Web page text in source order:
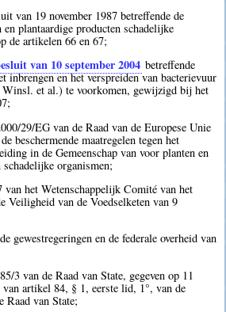
van 19 november 1987 betreffende de
plantaardige producten schadelijke
de artikelen 66 en 67;
van 10 september 2004 betreffende
inbrengen en het verspreiden van bacterievuur
et al.) te voorkomen, gewijzigd bij het
29/EG van de Raad van de Europese Unie
beschermende maatregelen tegen het
in de Gemeenschap van voor planten en
organismen;
van het Wetenschappelijk Comité van het
Veiligheid van de Voedselketen van 9
gewestregeringen en de federale overheid van
3 van de Raad van State, gegeven op 11
artikel 84, § 1, eerste lid, 1°, van de
Raad van State;